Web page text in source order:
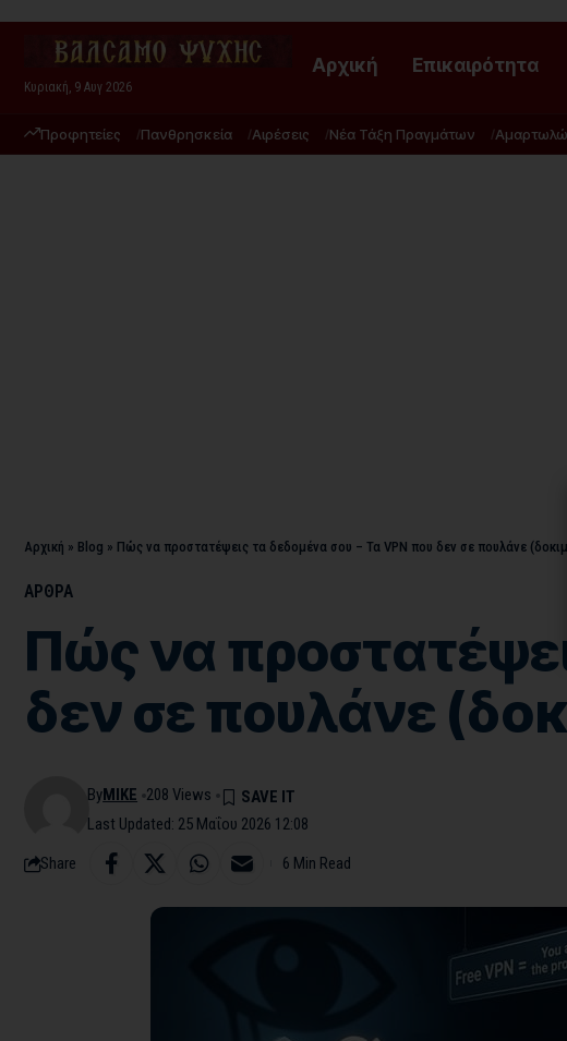
Κυριακή, 9 Αυγ 2026
Αρχική Επικαιρότητα
Προφητείες Πανθρησκεία Αιρέσεις Νέα Τάξη Πραγμάτων
Αρχική » Blog » Πώς να προστατέψεις τα δεδομένα σου – Τα VPN που δεν σε πουλάνε
ΑΡΘΡΑ
Πώς να
δεν σε πουλάνε
Last Updated: 25 Μαΐου 2026 12:08
ByMIKE 208 Views
Share 6 Min Read